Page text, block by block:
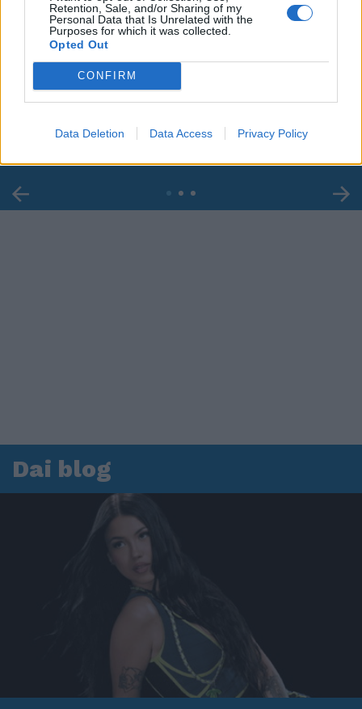
Retention, Sale, and/or Sharing of my
Personal Data that Is Unrelated with the
Purposes for which it was collected.
Opted Out
CONFIRM
Data Deletion Data Access Privacy Policy
00:00 01:16
Leonardo Maria Del Vecchio dall'ex compagna
in ospedale. Le dichiarazioni ai giornalisti
Dai blog